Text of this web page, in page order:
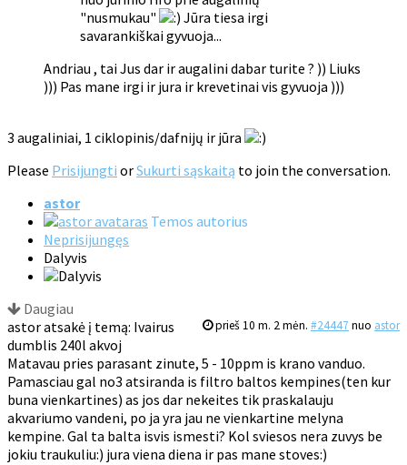
"nusmukau"
Jūra tiesa irgi
savarankiškai gyvuoja...
Andriau , tai Jus dar ir augalini dabar turite ? )) Liuks
))) Pas mane irgi ir jura ir krevetinai vis gyvuoja )))
3 augaliniai, 1 ciklopinis/dafnijų ir jūra
Please Prisijungti orSukurti sąskaitą to join the conversation.
astor
Temos autorius
Neprisijungęs
Dalyvis
Daugiau
prieš 10 m. 2 mėn. #24447 nuo astor
astor atsakė į temą: Ivairus
dumblis 240l akvoj
Matavau pries parasant zinute, 5 - 10ppm is krano vanduo.
Pamasciau gal no3 atsiranda is filtro baltos kempines(ten kur
buna vienkartines) as jos dar nekeites tik praskalauju
akvariumo vandeni, po ja yra jau ne vienkartine melyna
kempine. Gal ta balta isvis ismesti? Kol sviesos nera zuvys be
jokiu traukuliu:) jura viena diena ir pas mane stoves:)